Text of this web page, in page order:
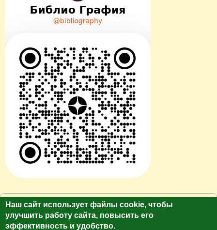
© Сайт клуб путешественников "Лукас Тур"
https://galina-lukas.ru.
Копирование текста и фото только с разрешения
Наш сайт использует файлы cookie, чтобы
улучшить работу сайта, повысить его
эффективность и удобство.